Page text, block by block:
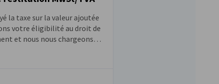
la taxe sur la valeur ajoutée
votre éligibilité au droit de
et nous nous chargeons